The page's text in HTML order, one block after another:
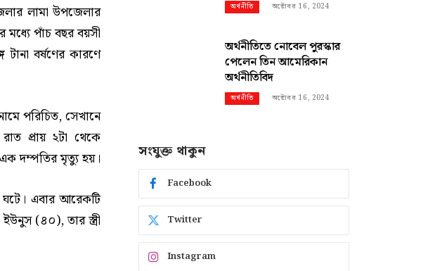
লামা উপজেলার
পাঁচ বছর বয়সী
বর্ষণের কারণে
পরিচিত, সেখানে
প্রায় ২টা থেকে
দম্পতির মৃত্যু হয়।
এবার আরেকটি
(৪০), তার স্ত্রী
অর্থনীতি অক্টোবর 16, 2024
অর্থনীতিতে নোবেল পুরস্কার
পেলেন তিন আমেরিকান
অর্থনীতিবিদ
অর্থনীতি অক্টোবর 16, 2024
সংযুক্ত থাকুন
Facebook
Twitter
Instagram